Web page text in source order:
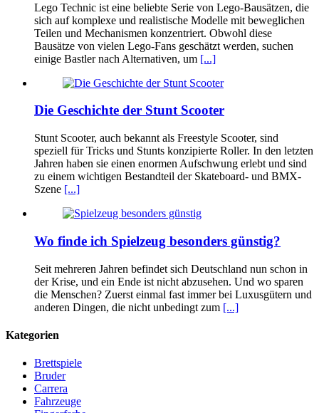
Lego Technic ist eine beliebte Serie von Lego-Bausätzen, die
sich auf komplexe und realistische Modelle mit beweglichen
Teilen und Mechanismen konzentriert. Obwohl diese
Bausätze von vielen Lego-Fans geschätzt werden, suchen
einige Bastler nach Alternativen, um [...]
Die Geschichte der Stunt Scooter
Stunt Scooter, auch bekannt als Freestyle Scooter, sind
speziell für Tricks und Stunts konzipierte Roller. In den letzten
Jahren haben sie einen enormen Aufschwung erlebt und sind
zu einem wichtigen Bestandteil der Skateboard- und BMX-
Szene [...]
Wo finde ich Spielzeug besonders günstig?
Seit mehreren Jahren befindet sich Deutschland nun schon in
der Krise, und ein Ende ist nicht abzusehen. Und wo sparen
die Menschen? Zuerst einmal fast immer bei Luxusgütern und
anderen Dingen, die nicht unbedingt zum [...]
Kategorien
Brettspiele
Bruder
Carrera
Fahrzeuge